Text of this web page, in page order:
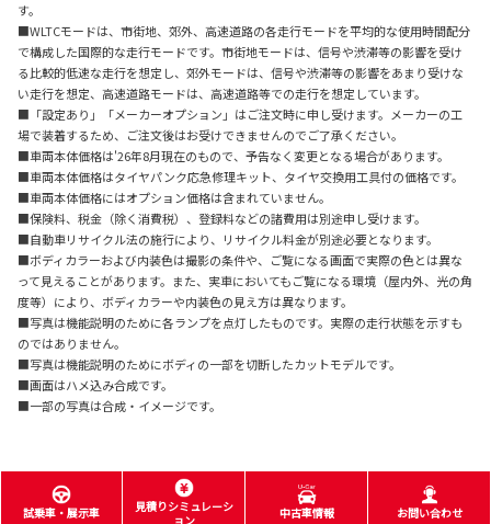
す。
■WLTCモードは、市街地、郊外、高速道路の各走行モードを平均的な使用時間配分
で構成した国際的な走行モードです。市街地モードは、信号や渋滞等の影響を受け
る比較的低速な走行を想定し、郊外モードは、信号や渋滞等の影響をあまり受けな
い走行を想定、高速道路モードは、高速道路等での走行を想定しています。
■「設定あり」「メーカーオプション」はご注文時に申し受けます。メーカーの工
場で装着するため、ご注文後はお受けできませんのでご了承ください。
■車両本体価格は'26年8月現在のもので、予告なく変更となる場合があります。
■車両本体価格はタイヤパンク応急修理キット、タイヤ交換用工具付の価格です。
■車両本体価格にはオプション価格は含まれていません。
■保険料、税金（除く消費税）、登録料などの諸費用は別途申し受けます。
■自動車リサイクル法の施行により、リサイクル料金が別途必要となります。
■ボディカラーおよび内装色は撮影の条件や、ご覧になる画面で実際の色とは異な
って見えることがあります。また、実車においてもご覧になる環境（屋内外、光の角
度等）により、ボディカラーや内装色の見え方は異なります。
■写真は機能説明のために各ランプを点灯したものです。実際の走行状態を示すも
のではありません。
■写真は機能説明のためにボディの一部を切断したカットモデルです。
■画面はハメ込み合成です。
■一部の写真は合成・イメージです。
試乗車・展示車
見積りシミュレーシ
ョン
中古車情報 お問い合わせ